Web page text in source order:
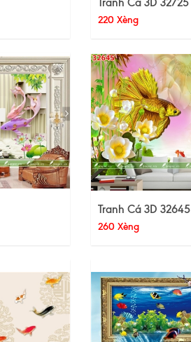
220 Xèng
Tranh Cá 3D 32645
260 Xèng